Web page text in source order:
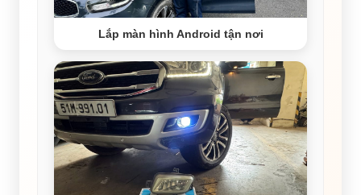
Lắp màn hình Android tận nơi